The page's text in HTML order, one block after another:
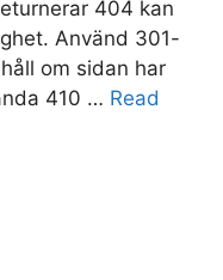
404 kan
Använd 301-
om sidan har
410 … Read